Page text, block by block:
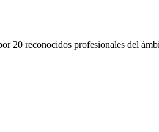
20 reconocidos profesionales del